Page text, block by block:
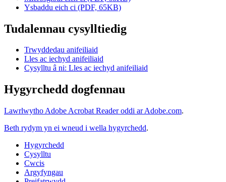
Ysbaddu eich ci (PDF, 65KB)
Tudalennau cysylltiedig
Trwyddedau anifeiliaid
Lles ac iechyd anifeiliaid
Cysylltu â ni: Lles ac iechyd anifeiliaid
Hygyrchedd dogfennau
Lawrlwytho Adobe Acrobat Reader oddi ar Adobe.com.
Beth rydym yn ei wneud i wella hygyrchedd.
Hygyrchedd
Cysylltu
Cwcis
Argyfyngau